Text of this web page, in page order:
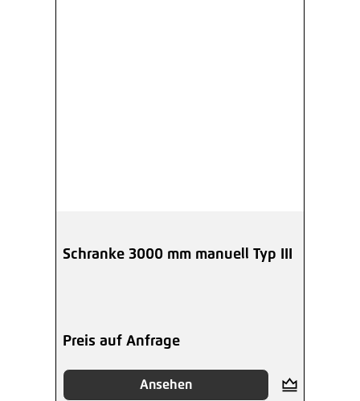
Schranke 3000 mm manuell Typ III
Preis auf Anfrage
Ansehen